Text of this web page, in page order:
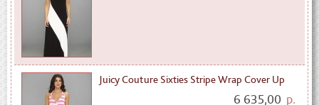
Juicy Couture Sixties Stripe Wrap Cover Up
6 635,00 р.